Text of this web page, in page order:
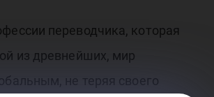
переводчика, которая
из древнейших, мир
не теряя своего